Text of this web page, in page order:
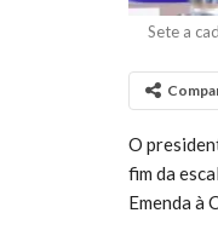
Sete a
O
fim da
Emenda à